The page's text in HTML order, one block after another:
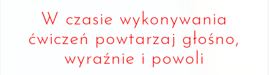
W czasie wykonywania
ćwiczeń powtarzaj głośno,
wyraźnie i powoli